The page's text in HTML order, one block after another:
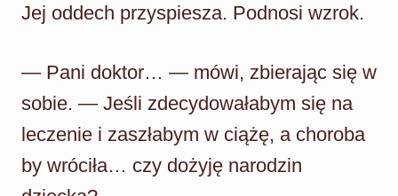
Jej oddech przyspiesza. Podnosi wzrok.
— Pani doktor… — mówi, zbierając się w
sobie. — Jeśli zdecydowałabym się na
leczenie i zaszłabym w ciążę, a choroba
by wróciła… czy dożyję narodzin